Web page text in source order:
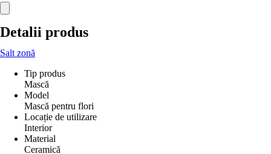
Detalii produs
Salt zonă
Tip produs
Mască
Model
Mască pentru flori
Locație de utilizare
Interior
Material
Ceramică